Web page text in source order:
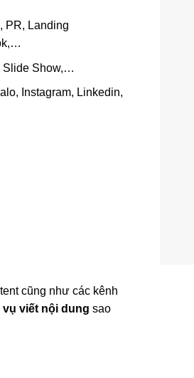
PR, Landing
Slide Show,…
Instagram, Linkedin,
cũng như các kênh
vụ viết nội dung sao